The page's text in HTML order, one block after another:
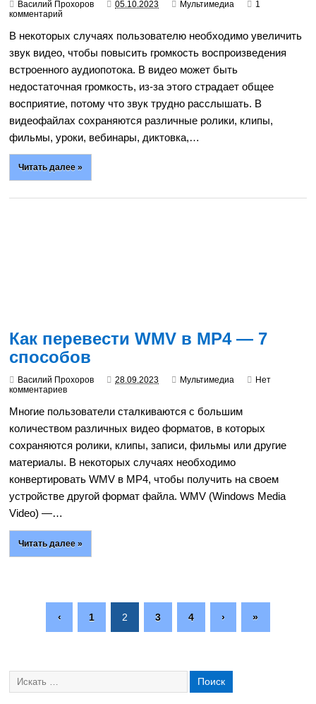
Василий Прохоров 05.10.2023 Мультимедиа
1
комментарий
В некоторых случаях пользователю необходимо увеличить
звук видео, чтобы повысить громкость воспроизведения
встроенного аудиопотока. В видео может быть
недостаточная громкость, из-за этого страдает общее
восприятие, потому что звук трудно расслышать. В
видеофайлах сохраняются различные ролики, клипы,
фильмы, уроки, вебинары, диктовка,…
Читать далее »
Как перевести WMV в MP4 — 7
способов
Василий Прохоров 28.09.2023 Мультимедиа
Нет
комментариев
Многие пользователи сталкиваются с большим
количеством различных видео форматов, в которых
сохраняются ролики, клипы, записи, фильмы или другие
материалы. В некоторых случаях необходимо
конвертировать WMV в MP4, чтобы получить на своем
устройстве другой формат файла. WMV (Windows Media
Video) —…
Читать далее »
‹ 1 2 3 4 › »